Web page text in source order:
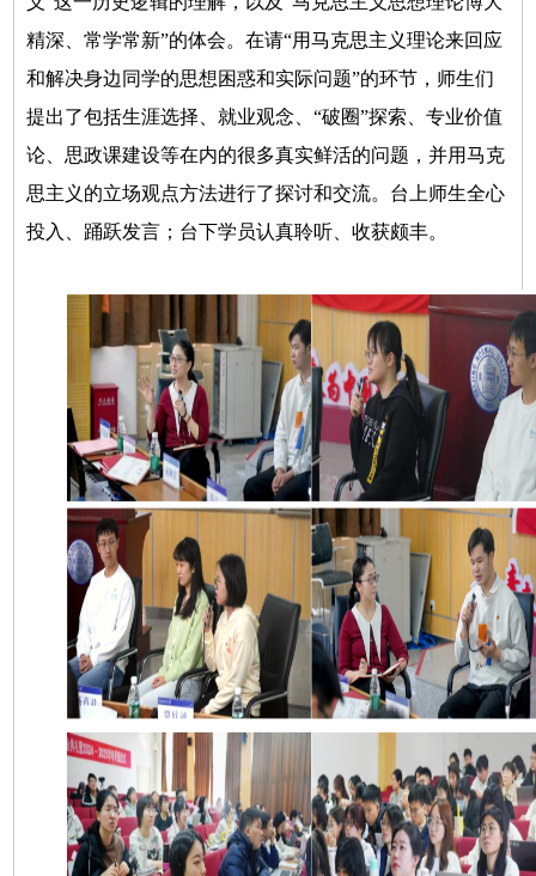
精深、常学常新”的体会。在请“用马克思主义理论来回应
和解决身边同学的思想困惑和实际问题”的环节，师生们
提出了包括生涯选择、就业观念、“破圈”探索、专业价值
论、思政课建设等在内的很多真实鲜活的问题，并用马克
思主义的立场观点方法进行了探讨和交流。台上师生全心
投入、踊跃发言；台下学员认真聆听、收获颇丰。